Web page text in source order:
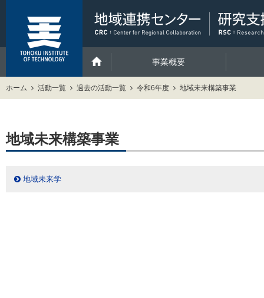
事業概要
ホーム 活動一覧 過去の活動一覧 令和6年度 地域未来構築事業
地域未来構築事業
地域未来学